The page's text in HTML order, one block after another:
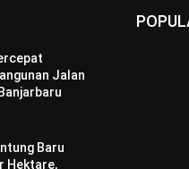
Jalan
Baru
Hektare,